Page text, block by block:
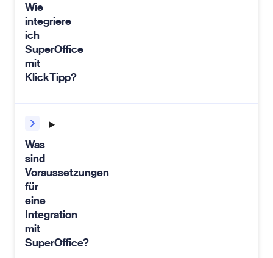
Wie
integriere
ich
SuperOffice
mit
KlickTipp?
Was
sind
Voraussetzungen
für
eine
Integration
mit
SuperOffice?